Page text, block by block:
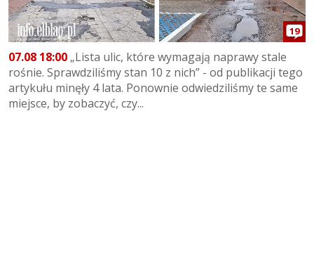
19
07.08 18:00 „Lista ulic, które wymagają naprawy stale
rośnie. Sprawdziliśmy stan 10 z nich” - od publikacji tego
artykułu minęły 4 lata. Ponownie odwiedziliśmy te same
miejsce, by zobaczyć, czy...